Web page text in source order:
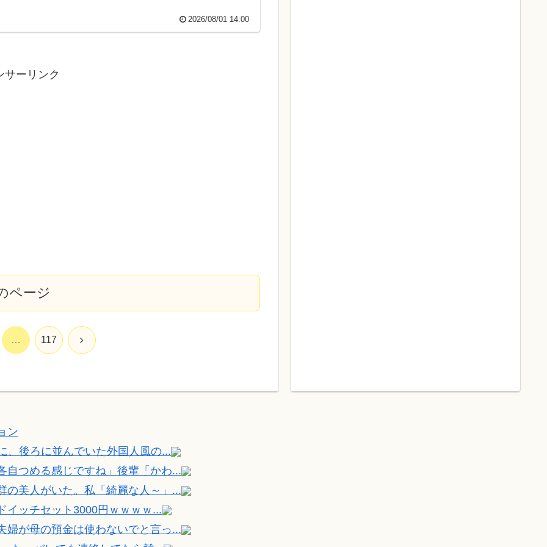
2026/08/01 14:00
サーリンク
ページ
… 117 次
ン
、後ろに並んでいた外国人風の...
自つめる感じですね」後輩「かわ...
の美人がいた。私「綺麗な人～」...
イッチセット3000円ｗｗｗｗ...
婦が母の預金は使わないでと言っ...